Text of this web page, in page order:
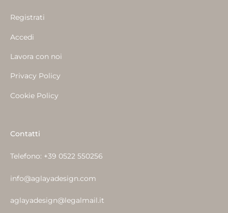
Registrati
Accedi
Lavora con noi
Privacy Policy
Cookie Policy
Contatti
Telefono: +39 0522 550256
info@aglayadesign.com
aglayadesign@legalmail.it